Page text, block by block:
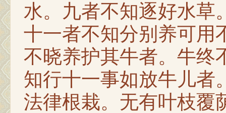
水。九者不知逐好水草
十一者不知分别养可用
不晓养护其牛者。牛终
知行十一事如放牛儿者
法律根栽。无有叶枝覆